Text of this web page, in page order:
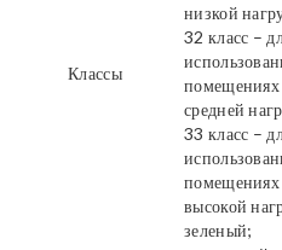
Классы
низкой
32 класс –
помещениях
средней
33 класс –
помещениях
высокой
зеленый;